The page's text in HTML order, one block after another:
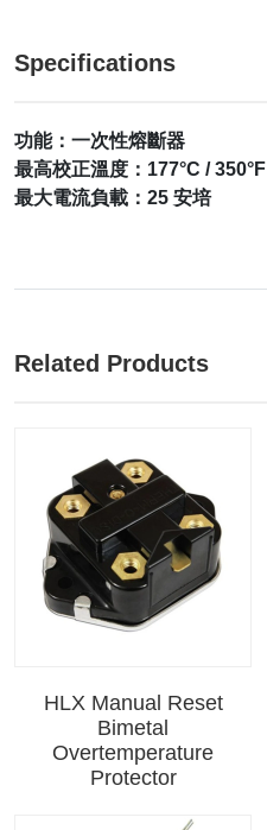
Specifications
功能：一次性熔斷器
最高校正溫度：177°C / 350°F
最大電流負載：25 安培
Related Products
HLX Manual Reset
Bimetal
Overtemperature
Protector